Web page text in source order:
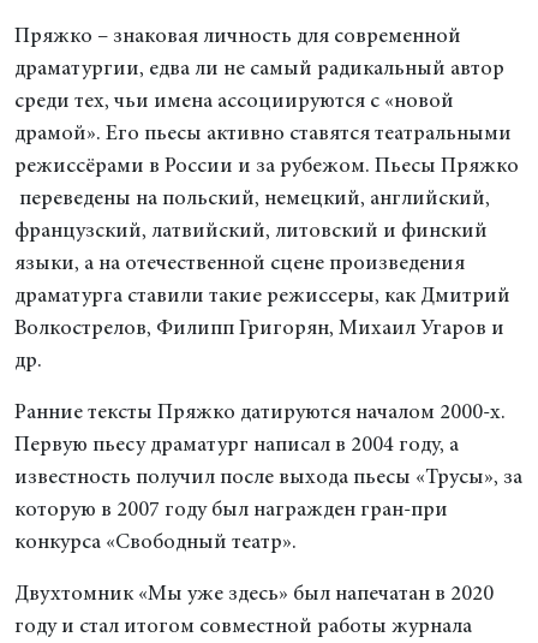
Пряжко – знаковая личность для современной
драматургии, едва ли не самый радикальный автор
среди тех, чьи имена ассоциируются с «новой
драмой». Его пьесы активно ставятся театральными
режиссёрами в России и за рубежом. Пьесы Пряжко
переведены на польский, немецкий, английский,
французский, латвийский, литовский и финский
языки, а на отечественной сцене произведения
драматурга ставили такие режиссеры, как Дмитрий
Волкострелов, Филипп Григорян, Михаил Угаров и
др.
Ранние тексты Пряжко датируются началом 2000-х.
Первую пьесу драматург написал в 2004 году, а
известность получил после выхода пьесы «Трусы», за
которую в 2007 году был награжден гран-при
конкурса «Свободный театр».
Двухтомник «Мы уже здесь» был напечатан в 2020
году и стал итогом совместной работы журнала